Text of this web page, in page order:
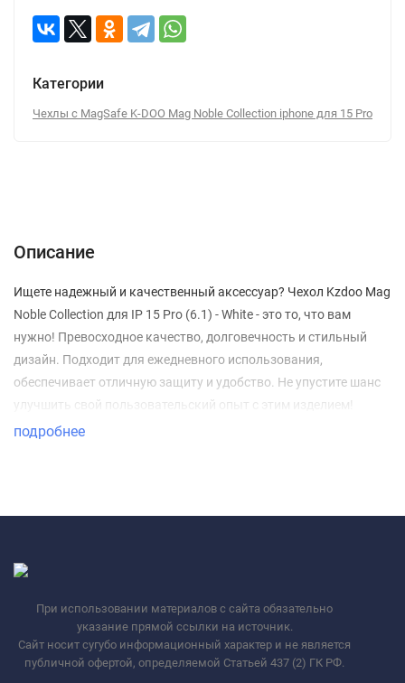
Категории
Чехлы с MagSafe K-DOO Mag Noble Collection iphone для 15 Pro
Описание
Ищете надежный и качественный аксессуар? Чехол Kzdoo Mag
Noble Collection для IP 15 Pro (6.1) - White - это то, что вам
нужно! Превосходное качество, долговечность и стильный
дизайн. Подходит для ежедневного использования,
обеспечивает отличную защиту и удобство. Не упустите шанс
улучшить свой пользовательский опыт с этим изделием!
подробнее
При использовании материалов с сайта обязательно
указание прямой ссылки на источник.
Сайт носит сугубо информационный характер и не является
публичной офертой, определяемой Статьей 437 (2) ГК РФ.